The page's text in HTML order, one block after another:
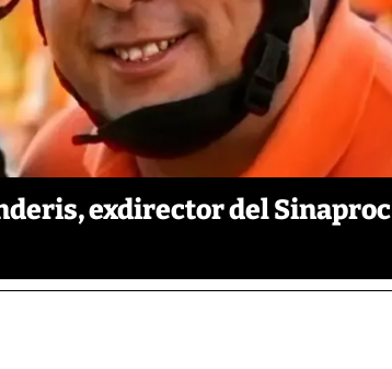
exdirector del Sinaproc